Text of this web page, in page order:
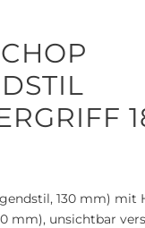
130 mm) mit
mm), unsichtbar